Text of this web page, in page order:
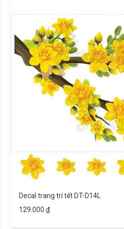
Decal trang trí tết DT-D14L
129.000 ₫